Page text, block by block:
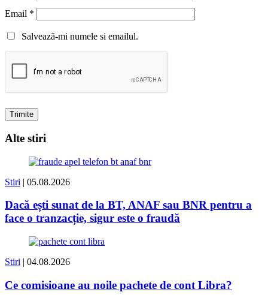
Email *
Salvează-mi numele si emailul.
Alte stiri
Stiri | 05.08.2026
Dacă ești sunat de la BT, ANAF sau BNR pentru a
face o tranzacție, sigur este o fraudă
Stiri | 04.08.2026
Ce comisioane au noile pachete de cont Libra?